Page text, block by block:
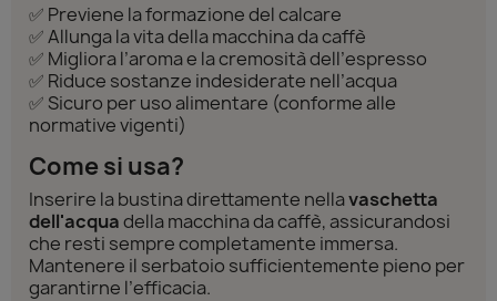
✅ Previene la formazione del calcare
✅ Allunga la vita della macchina da caffè
✅ Migliora l’aroma e la cremosità dell’espresso
✅ Riduce sostanze indesiderate nell’acqua
✅ Sicuro per uso alimentare (conforme alle
normative vigenti)
Come si usa?
Inserire la bustina direttamente nellavaschetta
dell'acquadella macchina da caffè, assicurandosi
che resti sempre completamente immersa.
Mantenere il serbatoio sufficientemente pieno per
garantirne l’efficacia.